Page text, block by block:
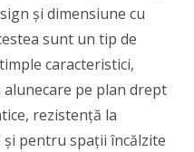
și dimensiune cu
sunt un tip de
caracteristici,
pe plan drept
rezistență la
pentru spații încălzite